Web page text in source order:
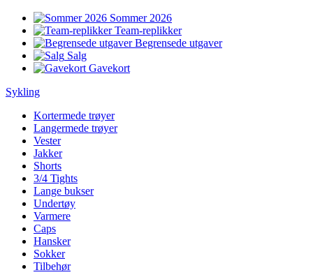
Sommer 2026
Team-replikker
Begrensede utgaver
Salg
Gavekort
Sykling
Kortermede trøyer
Langermede trøyer
Vester
Jakker
Shorts
3/4 Tights
Lange bukser
Undertøy
Varmere
Caps
Hansker
Sokker
Tilbehør